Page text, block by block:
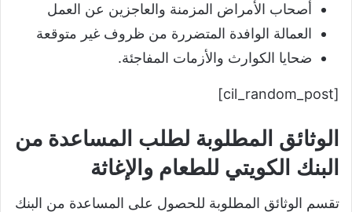
أصحاب الأمراض المزمنة والعاجزين عن العمل
العمالة الوافدة المتضررة من ظروف غير متوقعة
ضحايا الكوارث والأزمات المفاجئة.
[cil_random_post]
الوثائق المطلوبة لطلب المساعدة من
البنك الكويتي للطعام والإغاثة
تقسم الوثائق المطلوبة للحصول على المساعدة من البنك